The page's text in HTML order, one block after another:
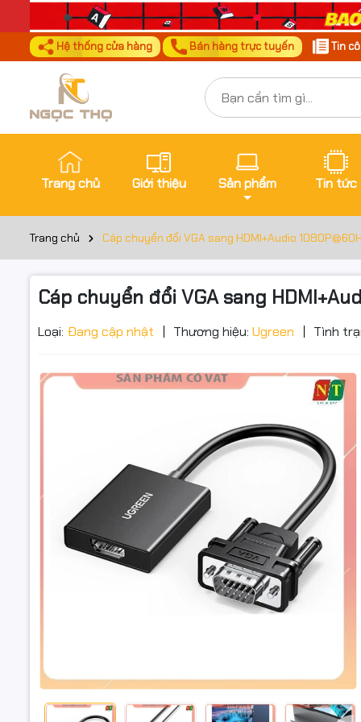
Hệ thống cửa hàng Bán hàng trực tuyến Tin
Trang chủ Giới thiệu Sản phẩm Tin tức
Trang chủ Cáp chuyển đổi VGA sang HDMI+Audio
Cáp chuyển đổi VGA sang
Loại: Đang cập nhật Thương hiệu: Ugreen Tình
Thông
Cáp
Cáp
Ugreen
VGA kết
hợp cổng
Cáp
điện, các
trình sử